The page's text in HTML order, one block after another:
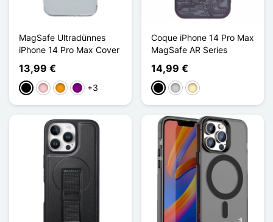
MagSafe Ultradünnes
iPhone 14 Pro Max Cover
13,99 €
Schwarz
PinkOrangeViolett
+3
Coque iPhone 14 Pro Max
MagSafe AR Series
14,99 €
Schwarz
SilberGolden